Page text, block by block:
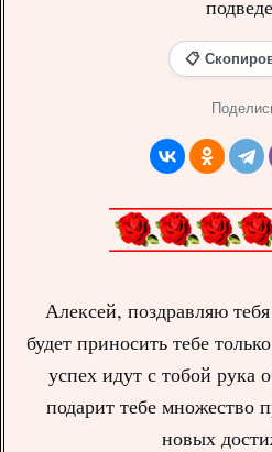
📋
Алексей, поздравляю
будет приносить тебе
успех идут с тобой рука
подарит тебе множество
новых